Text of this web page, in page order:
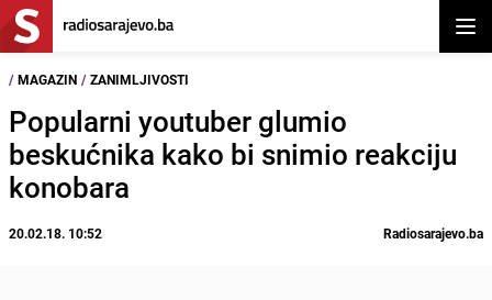
/ MAGAZIN / ZANIMLJIVOSTI
Popularni youtuber glumio
beskućnika kako bi snimio reakciju
konobara
20.02.18. 10:52 Radiosarajevo.ba